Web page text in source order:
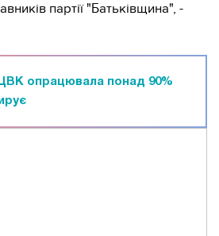
партії "Батьківщина", -
ЦВК опрацювала понад 90%